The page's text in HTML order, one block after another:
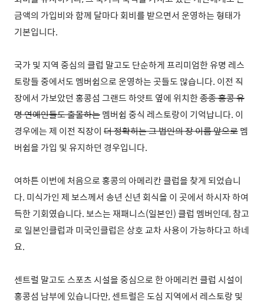
금액의 가입비와 함께 달마다 회비를 받으면서 운영하는 형태가
기본입니다.
국가 및 지역 중심의 클럽 말고도 단순하게 프리미엄한 유명 레스
토랑들 중에서도 멤버쉽으로 운영하는 곳들도 많습니다. 이전 직
장에서 가보았던 홍콩섬 그랜드 하얏트 옆에 위치한종종 홍콩 유
명 연예인들도 출몰하는멤버쉽 중식 레스토랑이 기억납니다. 이
경우에는 제 이전 직장이 더 정확히는 그 법인의 장 이름 앞으로멤
버쉽을 가입 및 유지하던 경우입니다.
여하튼 이번에 처음으로 홍콩의 아메리칸 클럽을 찾게 되었습니
다. 미식가인 제 보스께서 송년 신년 회식을 이 곳에서 하시자 하여
득한 기회였습니다. 보스는 재패니스(일본인) 클럽 멤버인데, 참고
로 일본인클럽과 미국인클럽은 상호 교차 사용이 가능하다고 하네
요.
센트럴 말고도 스포츠 시설을 중심으로 한 아메리컨 클럽 시설이
홍콩섬 남부에 있습니다만, 센트럴은 도심 지역에서 레스토랑 및